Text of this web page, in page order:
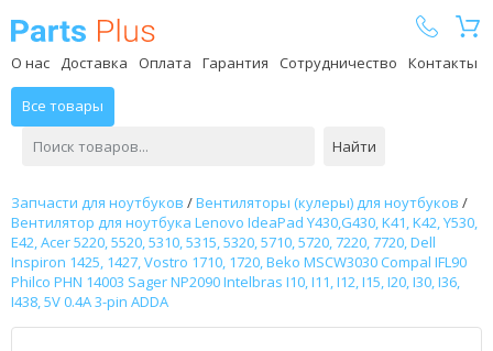
О нас Доставка Оплата Гарантия Сотрудничество Контакты
Все товары
Найти
Запчасти для ноутбуков /Вентиляторы (кулеры) для ноутбуков /
Вентилятор для ноутбука Lenovo IdeaPad Y430,G430, K41, K42, Y530,
E42, Acer 5220, 5520, 5310, 5315, 5320, 5710, 5720, 7220, 7720, Dell
Inspiron 1425, 1427, Vostro 1710, 1720, Beko MSCW3030 Compal IFL90
Philco PHN 14003 Sager NP2090 Intelbras I10, I11, I12, I15, I20, I30, I36,
I438, 5V 0.4A 3-pin ADDA